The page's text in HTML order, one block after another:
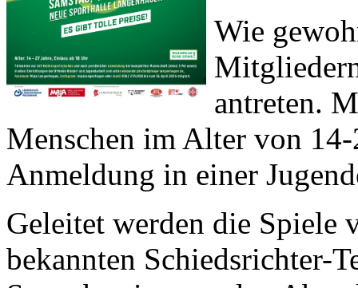
Wie
antreten.
Menschen im Alter von
Anmeldung in einer
Geleitet werden die Spiele
bekannten Schiedsrichter-